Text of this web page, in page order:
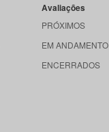
Avaliações
PRÓXIMOS
EM ANDAMENTO
ENCERRADOS